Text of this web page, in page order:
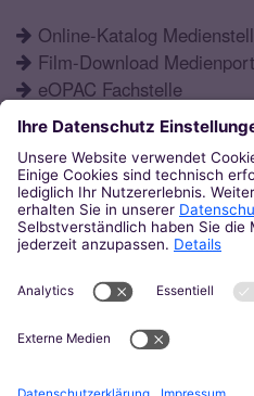
Online-Katalog
Film-Download
eOPAC Fachstelle
Fortbildungsprogramm
Schulformen
Öffnungszeiten
Aktuelles
52066Aachen